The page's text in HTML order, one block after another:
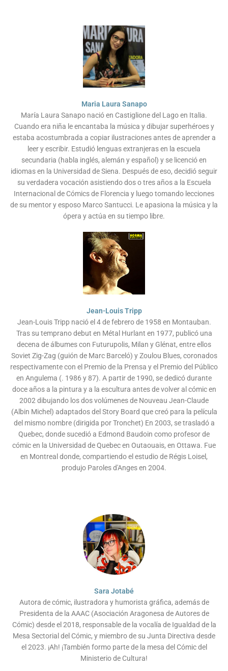
Maria Laura Sanapo
María Laura Sanapo nació en Castiglione del Lago en Italia.
Cuando era niña le encantaba la música y dibujar superhéroes y
estaba acostumbrada a copiar ilustraciones antes de aprender a
leer y escribir. Estudió lenguas extranjeras en la escuela
secundaria (habla inglés, alemán y español) y se licenció en
idiomas en la Universidad de Siena. Después de eso, decidió seguir
su verdadera vocación asistiendo dos o tres años a la Escuela
Internacional de Cómics de Florencia y luego tomando lecciones
de su mentor y esposo Marco Santucci. Le apasiona la música y la
ópera y actúa en su tiempo libre.
Jean-Louis Tripp
Jean-Louis Tripp nació el 4 de febrero de 1958 en Montauban.
Tras su temprano debut en Métal Hurlant en 1977, publicó una
decena de álbumes con Futurupolis, Milan y Glénat, entre ellos
Soviet Zig-Zag (guión de Marc Barceló) y Zoulou Blues, coronados
respectivamente con el Premio de la Prensa y el Premio del Público
en Angulema (. 1986 y 87). A partir de 1990, se dedicó durante
doce años a la pintura y a la escultura antes de volver al cómic en
2002 dibujando los dos volúmenes de Nouveau Jean-Claude
(Albin Michel) adaptados del Story Board que creó para la película
del mismo nombre (dirigida por Tronchet) En 2003, se trasladó a
Quebec, donde sucedió a Edmond Baudoin como profesor de
cómic en la Universidad de Quebec en Outaouais, en Ottawa. Fue
en Montreal donde, compartiendo el estudio de Régis Loisel,
produjo Paroles d'Anges en 2004.
Sara Jotabé
Autora de cómic, ilustradora y humorista gráfica, además de
Presidenta de la AAAC (Asociación Aragonesa de Autores de
Cómic) desde el 2018, responsable de la vocalía de Igualdad de la
Mesa Sectorial del Cómic, y miembro de su Junta Directiva desde
el 2023. ¡Ah! ¡También formo parte de la mesa del Cómic del
Ministerio de Cultura!